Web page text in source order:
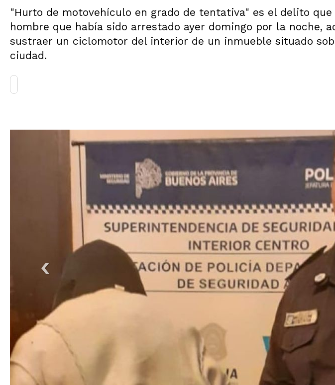
"Hurto de motovehículo en grado de tentativa" es el delito
hombre que había sido arrestado ayer domingo por la noche,
sustraer un ciclomotor del interior de un inmueble situado
ciudad.